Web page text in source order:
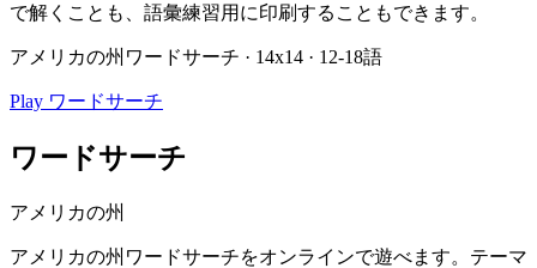
で解くことも、語彙練習用に印刷することもできます。
アメリカの州ワードサーチ · 14x14 · 12-18語
Play ワードサーチ
ワードサーチ
アメリカの州
アメリカの州ワードサーチをオンラインで遊べます。テーマ